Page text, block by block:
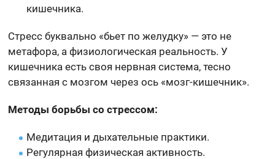
кишечника.
Стресс буквально «бьет по желудку» — это не
метафора, а физиологическая реальность. У
кишечника есть своя нервная система, тесно
связанная с мозгом через ось «мозг-кишечник».
Методы борьбы со стрессом:
Медитация и дыхательные практики.
Регулярная физическая активность.